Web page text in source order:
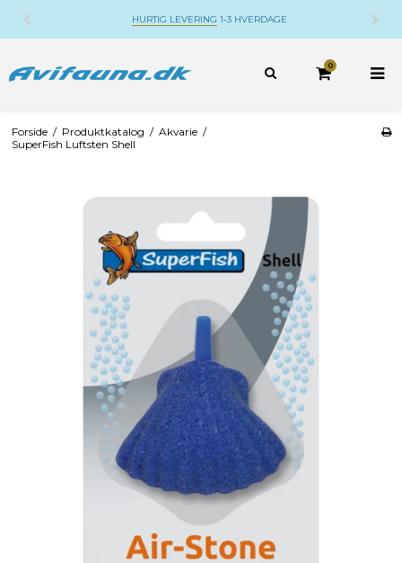
LEVERING DANSK
0
Forside / Produktkatalog / Akvarie /
SuperFish Luftsten Shell